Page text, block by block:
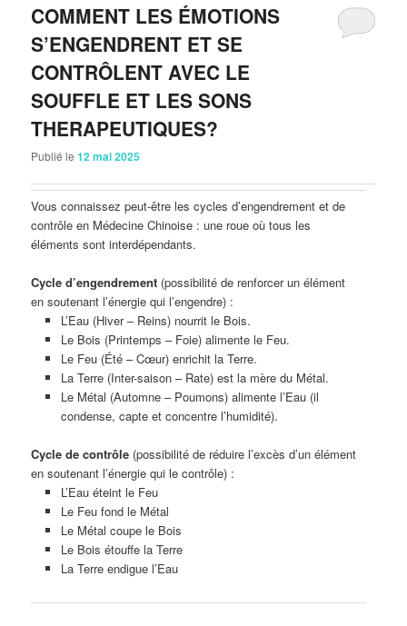
COMMENT LES ÉMOTIONS
S’ENGENDRENT ET SE
CONTRÔLENT AVEC LE
SOUFFLE ET LES SONS
THERAPEUTIQUES?
Publié le12 mai 2025
Vous connaissez peut-être les cycles d’engendrement et de
contrôle en Médecine Chinoise : une roue où tous les
éléments sont interdépendants.
Cycle d’engendrement (possibilité de renforcer un élément
en soutenant l’énergie qui l’engendre) :
L’Eau (Hiver – Reins) nourrit le Bois.
Le Bois (Printemps – Foie) alimente le Feu.
Le Feu (Été – Cœur) enrichit la Terre.
La Terre (Inter-saison – Rate) est la mère du Métal.
Le Métal (Automne – Poumons) alimente l’Eau (il
condense, capte et concentre l’humidité).
Cycle de contrôle (possibilité de réduire l’excès d’un élément
en soutenant l’énergie qui le contrôle) :
L’Eau éteint le Feu
Le Feu fond le Métal
Le Métal coupe le Bois
Le Bois étouffe la Terre
La Terre endigue l’Eau